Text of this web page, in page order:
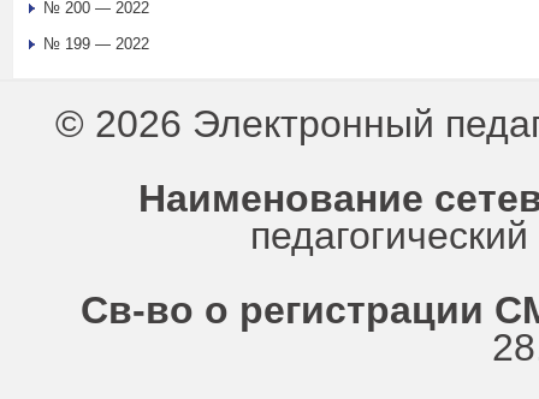
№ 200 — 2022
№ 199 — 2022
© 2026 Электронный
Наименование
Св-во о регистрации